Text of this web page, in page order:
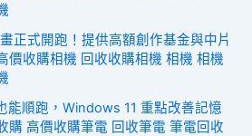
正式開跑！提供高額創作基金與中片
價收購相機 回收收購相機 相機 相機
能順跑，Windows 11 重點改善記憶
購 高價收購筆電 回收筆電 筆電回收